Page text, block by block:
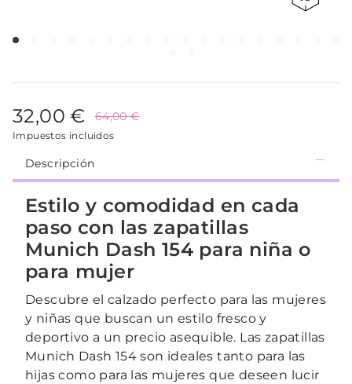
32,00 € 64,00 €
Impuestos incluidos
Descripción
Estilo y comodidad en cada
paso con las zapatillas
Munich Dash 154 para niña o
para mujer
Descubre el calzado perfecto para las mujeres
y niñas que buscan un estilo fresco y
deportivo a un precio asequible. Las zapatillas
Munich Dash 154 son ideales tanto para las
hijas como para las mujeres que deseen lucir